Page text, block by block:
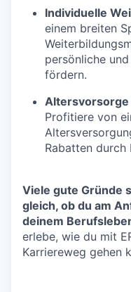
Individuelle
einem breiten
persönliche
fördern.
Profitiere von
Rabatten durch
Viele gute Gründe
gleich, ob du am
deinem
erlebe, wie du mit
Karriereweg gehen